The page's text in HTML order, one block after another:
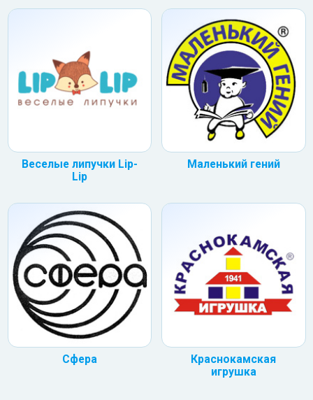
Веселые липучки Lip-
Lip
Маленький гений
Сфера
Краснокамская
игрушка